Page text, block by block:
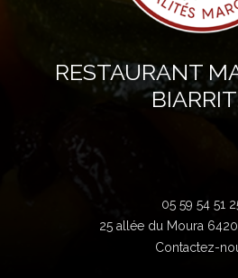
RESTAURANT
05 59 54 51
25 allée du Moura
Contactez-